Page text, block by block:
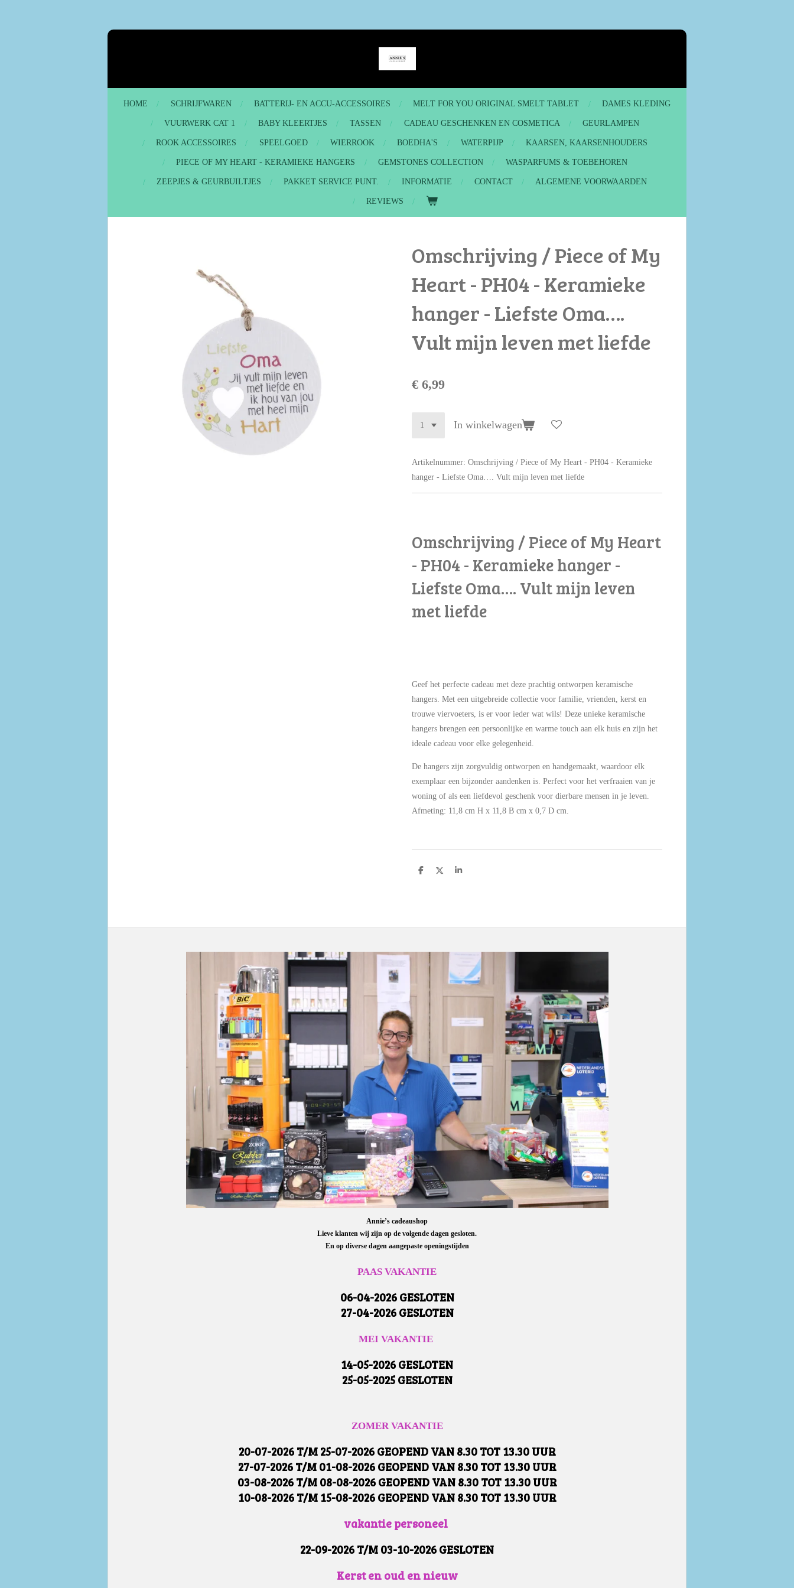
HOME SCHRIJFWAREN BATTERIJ- EN ACCU-ACCESSOIRES MELT FOR YOU ORIGINAL SMELT TABLET DAMES KLEDING
VUURWERK CAT 1 BABY KLEERTJES TASSEN CADEAU GESCHENKEN EN COSMETICA GEURLAMPEN
ROOK ACCESSOIRES SPEELGOED WIERROOK BOEDHA'S WATERPIJP KAARSEN, KAARSENHOUDERS
PIECE OF MY HEART - KERAMIEKE HANGERS GEMSTONES COLLECTION WASPARFUMS & TOEBEHOREN
ZEEPJES & GEURBUILTJES PAKKET SERVICE PUNT. INFORMATIE CONTACT ALGEMENE VOORWAARDEN
REVIEWS
Omschrijving / Piece of My
Heart - PH04 - Keramieke
hanger - Liefste Oma….
Vult mijn leven met liefde
€ 6,99
In winkelwagen
Artikelnummer: Omschrijving / Piece of My Heart - PH04 - Keramieke
hanger - Liefste Oma…. Vult mijn leven met liefde
Omschrijving /Piece of My Heart
- PH04 - Keramieke hanger -
Liefste Oma…. Vult mijn leven
met liefde
Geef het perfecte cadeau met deze prachtig ontworpen keramische
hangers. Met een uitgebreide collectie voor familie, vrienden, kerst en
trouwe viervoeters, is er voor ieder wat wils! Deze unieke keramische
hangers brengen een persoonlijke en warme touch aan elk huis en zijn het
ideale cadeau voor elke gelegenheid.
De hangers zijn zorgvuldig ontworpen en handgemaakt, waardoor elk
exemplaar een bijzonder aandenken is. Perfect voor het verfraaien van je
woning of als een liefdevol geschenk voor dierbare mensen in je leven.
Afmeting: 11,8 cm H x 11,8 B cm x 0,7 D cm.
D
D
S
Annie’s cadeaushop
Lieve klanten wij zijn op de volgende dagen gesloten.
En op diverse dagen aangepaste openingstijden
PAAS VAKANTIE
06-04-2026 GESLOTEN
27-04-2026 GESLOTEN
MEI VAKANTIE
14-05-2026 GESLOTEN
25-05-2025 GESLOTEN
ZOMER VAKANTIE
20-07-2026 T/M 25-07-2026 GEOPEND VAN 8.30 TOT 13.30 UUR
27-07-2026 T/M 01-08-2026 GEOPEND VAN 8.30 TOT 13.30 UUR
03-08-2026 T/M 08-08-2026 GEOPEND VAN 8.30 TOT 13.30 UUR
10-08-2026 T/M 15-08-2026 GEOPEND VAN 8.30 TOT 13.30 UUR
vakantie personeel
22-09-2026 T/M 03-10-2026 GESLOTEN
Kerst en oud en nieuw